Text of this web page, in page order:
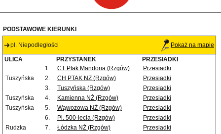
PODSTAWOWE KIERUNKI
pl. Niepodległości Pokaż na mapie
ULICA PRZYSTANEK
PRZESIADKI
1.
CT Ptak Mandoria (Rzgów)
Przesiadki
Tuszyńska
2. CH PTAK NŻ (Rzgów)
Przesiadki
3.
Tuszyńska (Rzgów)
Przesiadki
Tuszyńska
4. Kamienna NŻ (Rzgów)
Przesiadki
Tuszyńska
5. Wąwozowa NŻ (Rzgów)
Przesiadki
6.
Pl. 500-lecia (Rzgów)
Przesiadki
Rudzka
7. Łódzka NŻ (Rzgów)
Przesiadki